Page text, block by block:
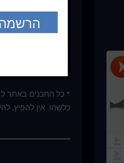
______ באופן
* כל התכנים באתר
כלשהו. אין להפיץ,